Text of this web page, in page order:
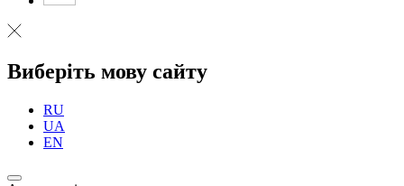
Виберіть мову сайту
RU
UA
EN